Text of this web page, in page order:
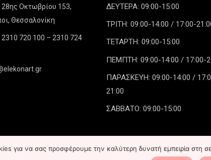
28ης Οκτωβρίου 153,
Θεσσαλονίκη
720 100 – 2310 724
ΔΕΥΤΕΡΑ: 09:00-15:00
ΤΡΙΤΗ: 09:00-14:00 / 17:00-
ΤΕΤΑΡΤΗ: 09:00-15:00
ΠΕΜΠΤΗ: 09:00-14:00 / 17:00-
ΠΑΡΑΣΚΕΥΗ: 09:00-14:00 /
21:00
ΣΑΒΒΑΤΟ: 09:00-15:00
για να σας προσφέρουμε την καλύτερη δυνατή εμπειρία στη